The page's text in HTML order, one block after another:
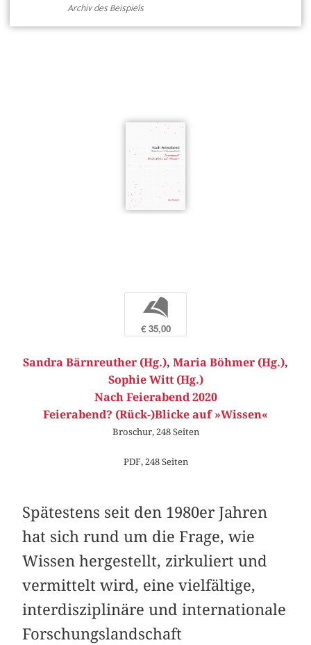
Archiv des Beispiels
b
€ 35,00
Sandra Bärnreuther (Hg.), Maria Böhmer (Hg.),
Sophie Witt (Hg.)
Nach Feierabend 2020
Feierabend? (Rück-)Blicke auf »Wissen«
Broschur, 248 Seiten
PDF, 248 Seiten
Spätestens seit den 1980er Jahren
hat sich rund um die Frage, wie
Wissen hergestellt, zirkuliert und
vermittelt wird, eine vielfältige,
interdisziplinäre und internationale
Forschungslandschaft